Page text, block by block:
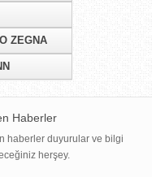
ZEGNA
Haberler
haberler duyurular ve bilgi
herşey.